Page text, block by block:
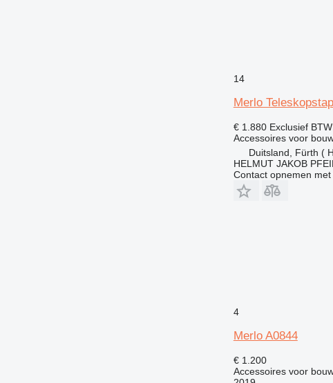
14
Merlo
€ 1.880 Exclusief BTW
Accessoires voor
Duitsland, Fürth (
HELMUT JAKOB
Contact opnemen
4
Merlo A0844
€ 1.200
Accessoires voor